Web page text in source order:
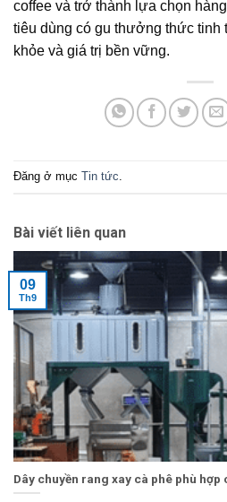
coffee và trở thành lựa chọn
tiêu dùng có gu thưởng thức tinh
khỏe và giá trị bền vững.
Đăng ở mục Tin tức
Bài viết liên quan
Dây chuyền rang xay cà phê phù hợp
09
Th9